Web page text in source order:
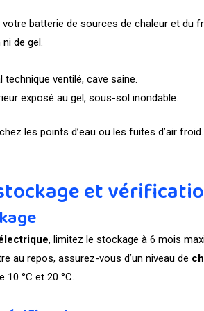
batterie de sources de chaleur et du
de gel.
technique ventilé, cave saine.
exposé au gel, sous-sol inondable.
les points d’eau ou les fuites d’air
et
, limitez le stockage à 6 mois
au repos, assurez-vous d’un niveau de
°C et 20 °C.